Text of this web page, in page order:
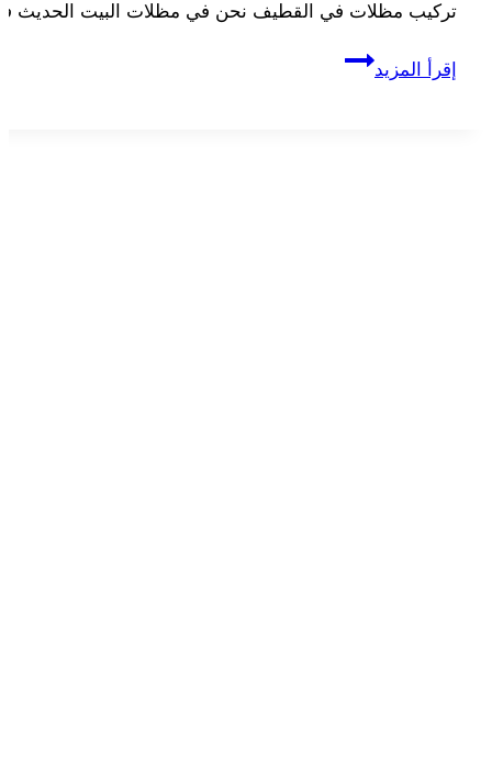
تركيب مظلات في القطيف نحن في مظلات البيت الحديث
إقرأ المزيد
تركيب